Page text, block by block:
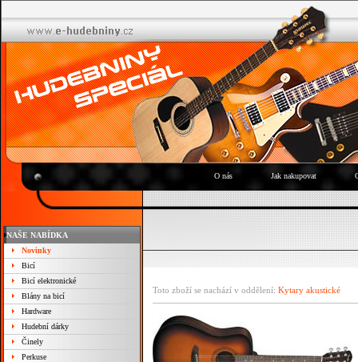
O nás Jak nakupovat
NAŠE NABÍDKA
Novinky
Bicí
Bicí elektronické
Blány na bicí
Hardware
Hudební dárky
Činely
Perkuse
Toto zboží se nachází v oddělení: Kytary akustické